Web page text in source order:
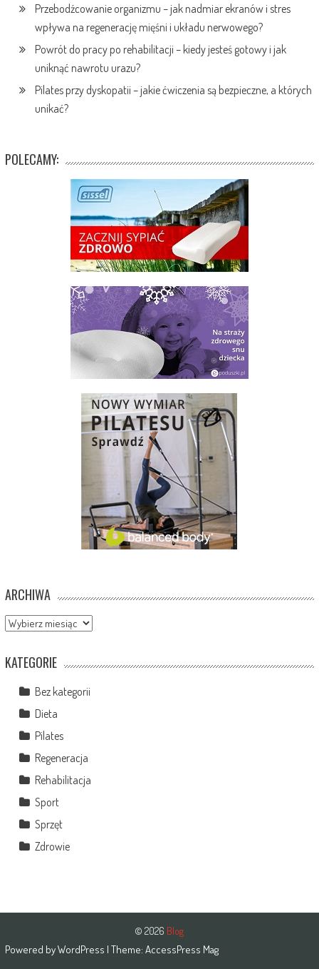
Przebodźcowanie organizmu – jak nadmiar ekranów i stres
wpływa na regenerację mięśni i układu nerwowego?
Powrót do pracy po rehabilitacji – kiedy jesteś gotowy i jak
uniknąć nawrotu urazu?
Pilates przy dyskopatii – jakie ćwiczenia są bezpieczne, a których
unikać?
POLECAMY:
ARCHIWA
Archiwa
KATEGORIE
Bez kategorii
Dieta
Pilates
Regeneracja
Rehabilitacja
Sport
Sprzęt
Zdrowie
© 2026 Blog
Powered byWordPress | Theme: AccessPress Mag